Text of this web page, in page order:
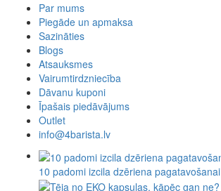
Par mums
Piegāde un apmaksa
Sazināties
Blogs
Atsauksmes
Vairumtirdzniecība
Dāvanu kuponi
Īpašais piedāvājums
Outlet
info@4barista.lv
10 padomi izcila dzēriena pagatavošanai